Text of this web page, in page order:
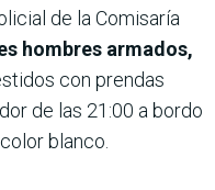
de la Comisaría
hombres armados,
con prendas
de las 21:00 a bordo
blanco.